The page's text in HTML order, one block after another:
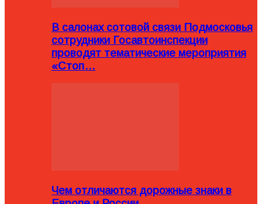
В салонах сотовой связи Подмосковья
сотрудники Госавтоинспекции
проводят тематические мероприятия
«Стоп…
Чем отличаются дорожные знаки в